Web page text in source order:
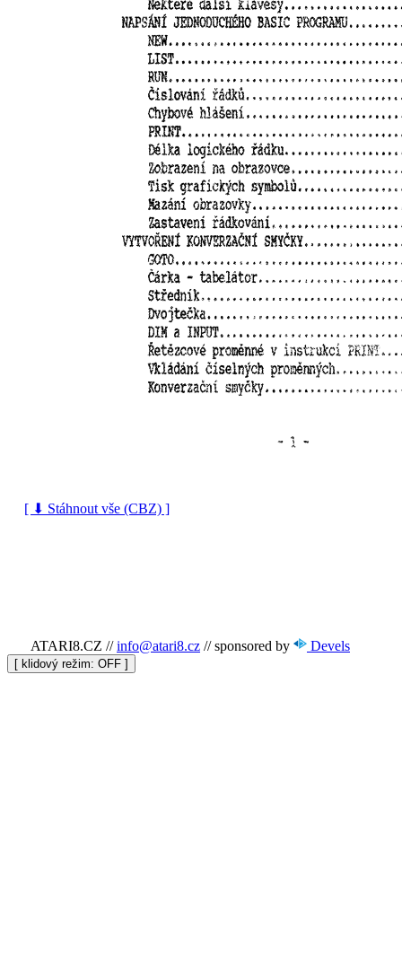
[ ⬇ Stáhnout vše (CBZ) ]
ATARI8.CZ // info@atari8.cz // sponsored by Devels
[ klidový režim: ]